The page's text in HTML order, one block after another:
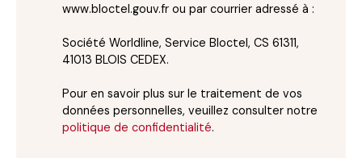
www.bloctel.gouv.fr ou par courrier adressé à :
Société Worldline, Service Bloctel, CS 61311,
41013 BLOIS CEDEX.
Pour en savoir plus sur le traitement de vos
données personnelles, veuillez consulter notre
politique de confidentialité.